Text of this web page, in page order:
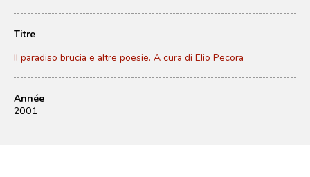
Titre
Il paradiso brucia e altre poesie. A cura di Elio Pecora
Année
2001